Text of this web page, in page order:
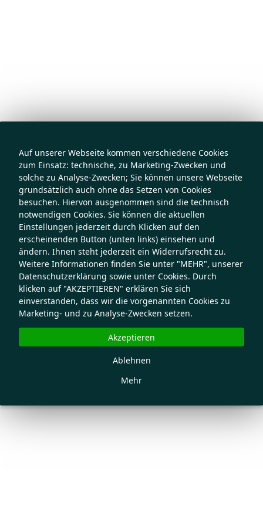
Auf unserer Webseite kommen verschiedene Cookies
zum Einsatz: technische, zu Marketing-Zwecken und
solche zu Analyse-Zwecken; Sie können unsere Webseite
grundsätzlich auch ohne das Setzen von Cookies
besuchen. Hiervon ausgenommen sind die technisch
notwendigen Cookies. Sie können die aktuellen
Einstellungen jederzeit durch Klicken auf den
erscheinenden Button (unten links) einsehen und
ändern. Ihnen steht jederzeit ein Widerrufsrecht zu.
Weitere Informationen finden Sie unter "MEHR", unserer
Datenschutzerklärung sowie unter Cookies. Durch
klicken auf "AKZEPTIEREN" erklären Sie sich
einverstanden, dass wir die vorgenannten Cookies zu
Marketing- und zu Analyse-Zwecken setzen.
Mehr
Ablehnen
Akzeptieren